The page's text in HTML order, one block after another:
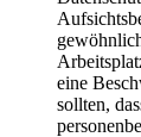
eine
sollten,